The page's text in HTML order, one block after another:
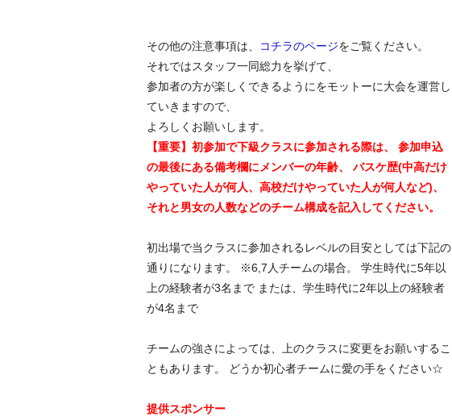
その他の注意事項は、 コチラのページをご覧ください。
それではスタッフ一同総力を挙げて、
参加者の方が楽しくできるようにをモットーに大会を運営し
ていきますので、
よろしくお願いします。
【重要】初参加で下級クラスに参加される際は、 参加申込
の最後にある備考欄にメンバーの年齢、 バスケ歴(中高だけ
やっていた人が何人、高校だけやっていた人が何人など)、
それと男女の人数などのチーム構成を記入してください。
初出場で当クラスに参加されるレベルの目安としては下記の
通りになります。 ※6,7人チームの場合。 学生時代に5年以
上の経験者が3名まで または、学生時代に2年以上の経験者
が4名まで
チームの強さによっては、上のクラスに変更をお願いするこ
ともあります。 どうか初心者チームに愛の手をください☆
提供スポンサー